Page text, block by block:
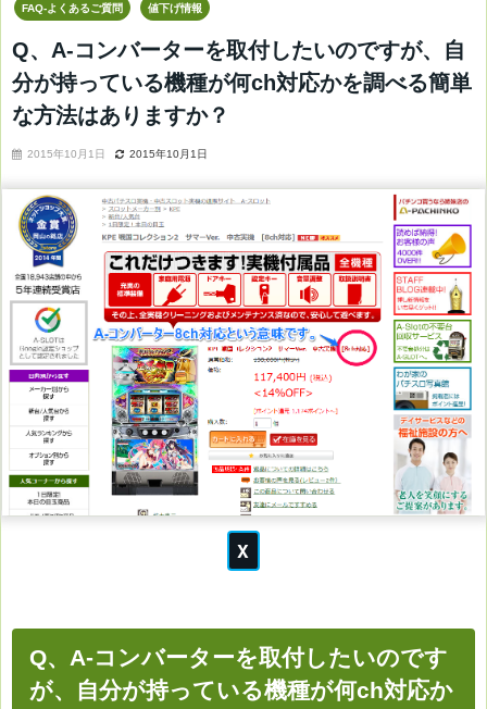
FAQ-よくあるご質問 値下げ情報
Q、A-コンバーターを取付したいのですが、自
分が持っている機種が何ch対応かを調べる簡単
な方法はありますか？
2015年10月1日 2015年10月1日
Q、A-コンバーターを取付したいのです
が、自分が持っている機種が何ch対応か